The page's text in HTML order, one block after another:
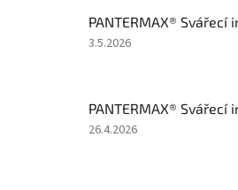
z
5
Hodnocení
z
5
3.5.2026
Hodnocení
26.4.2026